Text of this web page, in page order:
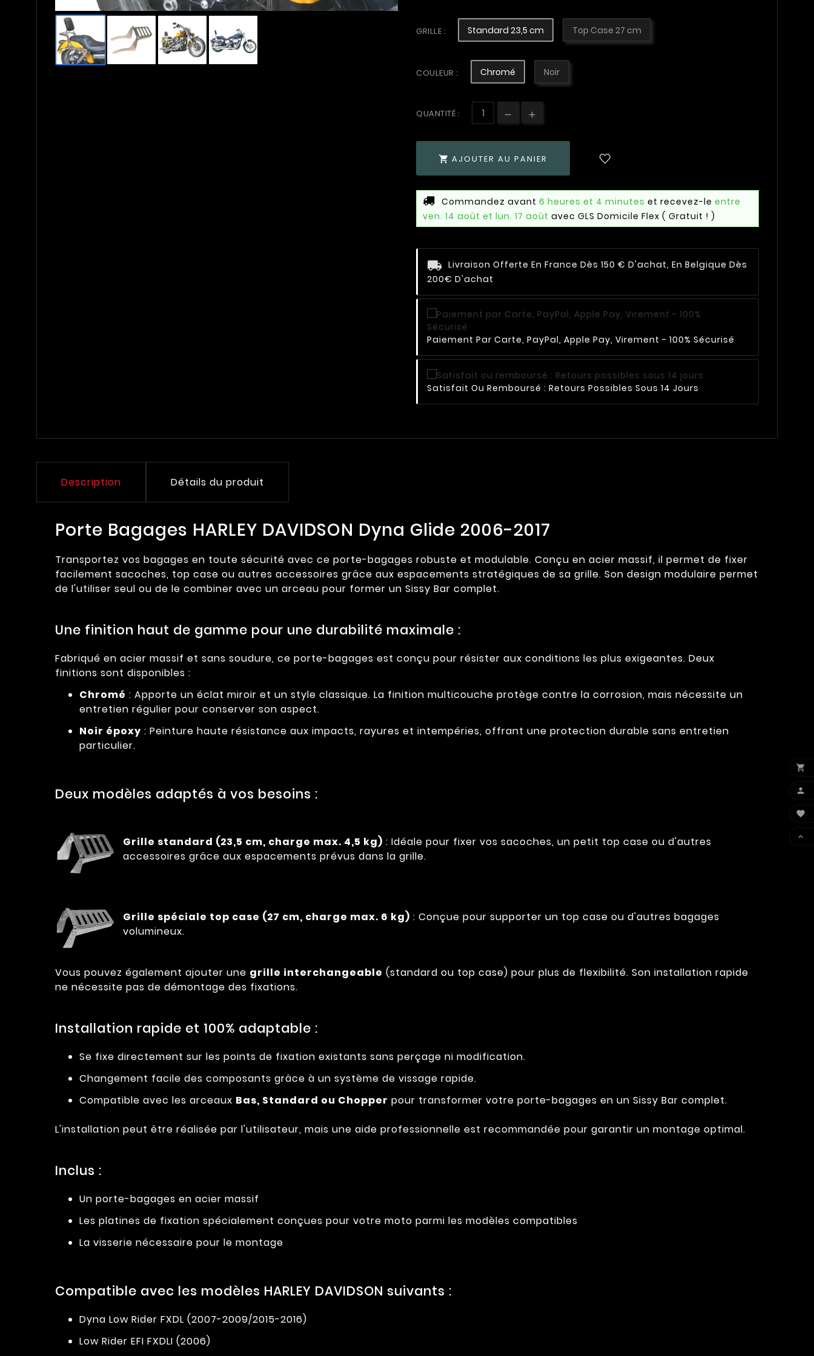
GRILLE : Standard 23,5 cm Top Case 27 cm
COULEUR : Chromé Noir
QUANTITÉ :
 AJOUTER AU PANIER
Commandez avant 6 heures et 4 minutes et recevez-le entre
ven. 14 août et lun. 17 août avec GLS Domicile Flex ( Gratuit ! )
Livraison Offerte En France Dès 150 € D'achat, En Belgique Dès
200€ D'achat
Paiement Par Carte, PayPal, Apple Pay, Virement - 100% Sécurisé
Satisfait Ou Remboursé : Retours Possibles Sous 14 Jours
Description Détails du produit
Porte Bagages HARLEY DAVIDSON Dyna Glide 2006-2017
Transportez vos bagages en toute sécurité avec ce porte-bagages robuste et modulable. Conçu en acier massif, il permet de fixer
facilement sacoches, top case ou autres accessoires grâce aux espacements stratégiques de sa grille. Son design modulaire permet
de l'utiliser seul ou de le combiner avec un arceau pour former un Sissy Bar complet.
Une finition haut de gamme pour une durabilité maximale :
Fabriqué en acier massif et sans soudure, ce porte-bagages est conçu pour résister aux conditions les plus exigeantes. Deux
finitions sont disponibles :
Chromé : Apporte un éclat miroir et un style classique. La finition multicouche protège contre la corrosion, mais nécessite un
entretien régulier pour conserver son aspect.
Noir époxy : Peinture haute résistance aux impacts, rayures et intempéries, offrant une protection durable sans entretien
particulier.
Deux modèles adaptés à vos besoins :
Grille standard (23,5 cm, charge max. 4,5 kg) : Idéale pour fixer vos sacoches, un petit top case ou d'autres
accessoires grâce aux espacements prévus dans la grille.
Grille spéciale top case (27 cm, charge max. 6 kg) : Conçue pour supporter un top case ou d'autres bagages
volumineux.
Vous pouvez également ajouter une grille interchangeable (standard ou top case) pour plus de flexibilité. Son installation rapide
ne nécessite pas de démontage des fixations.
Installation rapide et 100% adaptable :
Se fixe directement sur les points de fixation existants sans perçage ni modification.
Changement facile des composants grâce à un système de vissage rapide.
Compatible avec les arceaux Bas, Standard ou Chopper pour transformer votre porte-bagages en un Sissy Bar complet.
L'installation peut être réalisée par l'utilisateur, mais une aide professionnelle est recommandée pour garantir un montage optimal.
Inclus :
Un porte-bagages en acier massif
Les platines de fixation spécialement conçues pour votre moto parmi les modèles compatibles
La visserie nécessaire pour le montage
Compatible avec les modèles HARLEY DAVIDSON suivants :
Dyna Low Rider FXDL (2007-2009/2015-2016)
Low Rider EFI FXDLI (2006)



